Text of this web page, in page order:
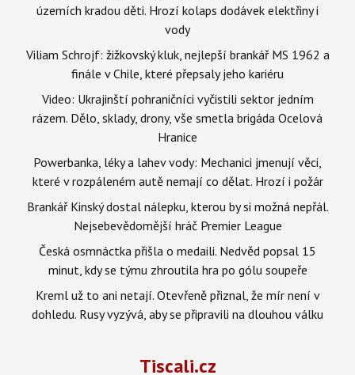
územích kradou děti. Hrozí kolaps dodávek elektřiny i
vody
Viliam Schrojf: žižkovský kluk, nejlepší brankář MS 1962 a
finále v Chile, které přepsaly jeho kariéru
Video: Ukrajinští pohraničníci vyčistili sektor jedním
rázem. Dělo, sklady, drony, vše smetla brigáda Ocelová
Hranice
Powerbanka, léky a lahev vody: Mechanici jmenují věci,
které v rozpáleném autě nemají co dělat. Hrozí i požár
Brankář Kinský dostal nálepku, kterou by si možná nepřál.
Nejsebevědomější hráč Premier League
Česká osmnáctka přišla o medaili. Nedvěd popsal 15
minut, kdy se týmu zhroutila hra po gólu soupeře
Kreml už to ani netají. Otevřeně přiznal, že mír není v
dohledu. Rusy vyzývá, aby se připravili na dlouhou válku
Tiscali.cz